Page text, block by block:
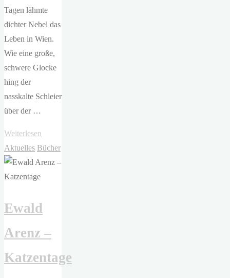
Tagen lähmte
dichter Nebel das
Leben in Wien.
Wie eine große,
schwere Glocke
hing der
nasskalte Schleier
über der …
Weiterlesen
Maly
—
die
des
Aktuelles Bücher
Ewald
Arenz –
Katzentage